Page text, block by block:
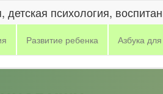
детская психология,
Развитие ребенка Азбука